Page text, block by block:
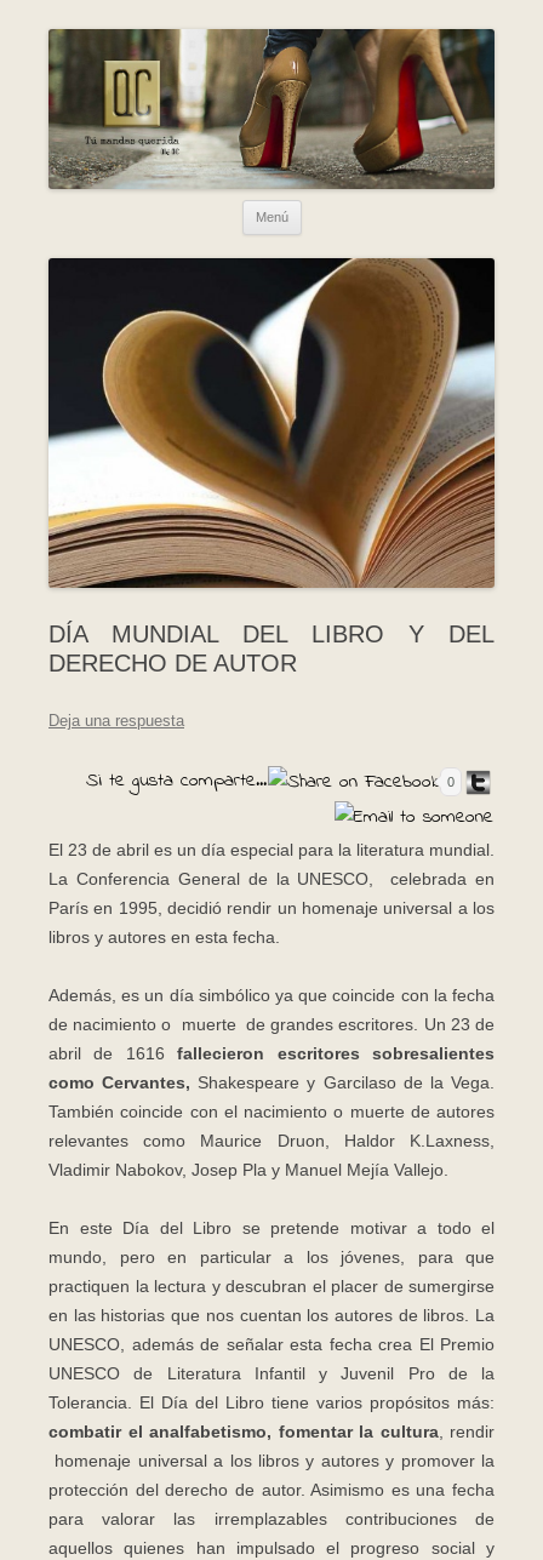
Menú
DÍA MUNDIAL DEL LIBRO Y DEL
DERECHO DE AUTOR
Deja una respuesta
Si te gusta comparte... 0
El 23 de abril es un día especial para la literatura mundial.
La Conferencia General de la UNESCO, celebrada en
París en 1995, decidió rendir un homenaje universal a los
libros y autores en esta fecha.
Además, es un día simbólico ya que coincide con la fecha
de nacimiento o muerte de grandes escritores. Un 23 de
abril de 1616fallecieron escritores sobresalientes
como Cervantes, Shakespeare y Garcilaso de la Vega.
También coincide con el nacimiento o muerte de autores
relevantes como Maurice Druon, Haldor K.Laxness,
Vladimir Nabokov, Josep Pla y Manuel Mejía Vallejo.
En este Día del Libro se pretende motivar a todo el
mundo, pero en particular a los jóvenes, para que
practiquen la lectura y descubran el placer de sumergirse
en las historias que nos cuentan los autores de libros. La
UNESCO, además de señalar esta fecha crea El Premio
UNESCO de Literatura Infantil y Juvenil Pro de la
Tolerancia. El Día del Libro tiene varios propósitos más:
combatir el analfabetismo, fomentar la cultura, rendir
homenaje universal a los libros y autores y promover la
protección del derecho de autor. Asimismo es una fecha
para valorar las irremplazables contribuciones de
aquellos quienes han impulsado el progreso social y